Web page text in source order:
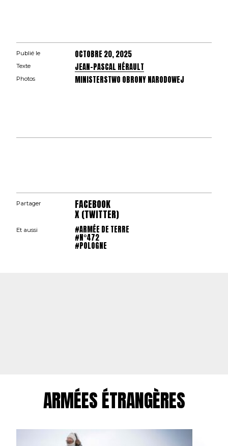
Publié le OCTOBRE 20, 2025
Texte JEAN-PASCAL HÉRAULT
Photos MINISTERSTWO OBRONY NARODOWEJ
Partager FACEBOOK
X (TWITTER)
Et aussi #ARMÉE DE TERRE
#N°472
#POLOGNE
ARMÉES ÉTRANGÈRES